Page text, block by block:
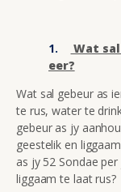
Wat
eer?
Wat sal gebeur as
te rus, water te
gebeur as jy
geestelik en
as jy 52 Sondae
liggaam te laat rus?